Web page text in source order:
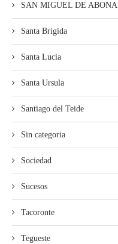
SAN MIGUEL DE ABONA
Santa Brígida
Santa Lucia
Santa Ursula
Santiago del Teide
Sin categoria
Sociedad
Sucesos
Tacoronte
Tegueste